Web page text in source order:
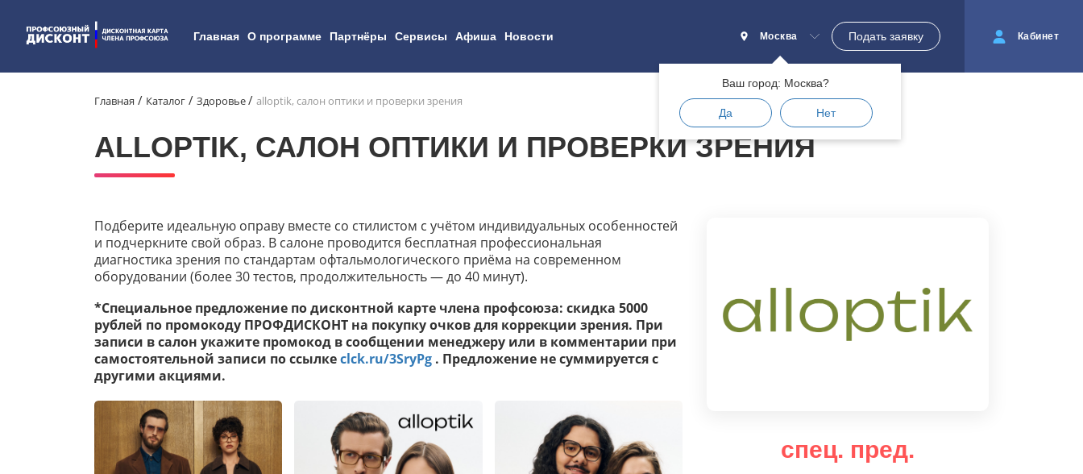
Главная О программе Партнёры Сервисы Афиша Новости Москва
Ваш город: Москва?
Да Нет
Подать заявку Кабинет
Главная Каталог Здоровье alloptik, салон оптики и проверки зрения
ALLOPTIK, САЛОН ОПТИКИ И ПРОВЕРКИ ЗРЕНИЯ
Подберите идеальную оправу вместе со стилистом с учётом индивидуальных особенностей
и подчеркните свой образ. В салоне проводится бесплатная профессиональная
диагностика зрения по стандартам офтальмологического приёма на современном
оборудовании (более 30 тестов, продолжительность — до 40 минут).
*Специальное предложение по дисконтной карте члена профсоюза: скидка 5000
рублей по промокоду ПРОФДИСКОНТ на покупку очков для коррекции зрения. При
записи в салон укажите промокод в сообщении менеджеру или в комментарии при
самостоятельной записи по ссылкеclck.ru/3SryPg . Предложение не суммируется с
другими акциями.
спец. пред.